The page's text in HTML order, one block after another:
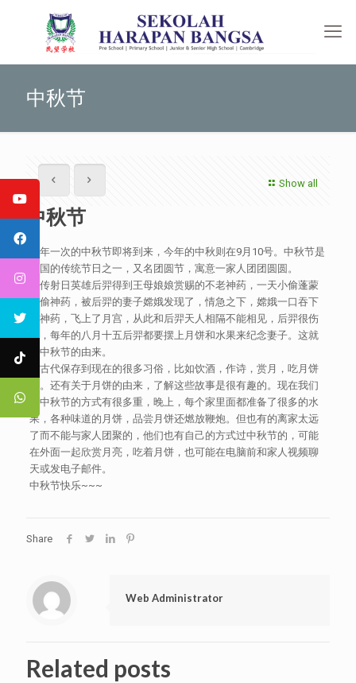
中秋节
Show all
中秋节
一年一次的中秋节即将到来，今年的中秋则在9月10号。中秋节是
中国的传统节日之一，又名团圆节，寓意一家人团团圆圆。
相传射日英雄后羿得到王母娘娘赏赐的不老神药，一天小偷蓬蒙
来偷神药，被后羿的妻子嫦娥发现了，情急之下，嫦娥一口吞下
了神药，飞上了月宫，从此和后羿天人相隔不能相见，后羿很伤
心，每年的八月十五后羿都要摆上月饼和水果来纪念妻子。这就
是中秋节的由来。
从古代保存到现在的很多习俗，比如饮酒，作诗，赏月，吃月饼
等。还有关于月饼的由来，了解这些故事是很有趣的。现在我们
过中秋节的方式有很多重，晚上，每个家里面都准备了很多的水
果，各种味道的月饼，品尝月饼还燃放鞭炮。但也有的离家太远
了而不能与家人团聚的，他们也有自己的方式过中秋节的，可能
在外面一起欣赏月亮，吃着月饼，也可能在电脑前和家人视频聊
天或发电子邮件。
中秋节快乐~~~
Share
Web Administrator
Related posts